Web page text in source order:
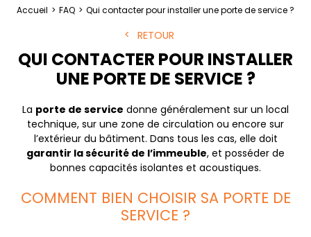
Accueil FAQ Qui contacter pour installer une porte de service ?
RETOUR
QUI CONTACTER POUR INSTALLER
UNE PORTE DE SERVICE ?
La porte de service donne généralement sur un local
technique, sur une zone de circulation ou encore sur
l’extérieur du bâtiment. Dans tous les cas, elle doit
garantir la sécurité de l’immeuble, et posséder de
bonnes capacités isolantes et acoustiques.
COMMENT BIEN CHOISIR SA PORTE DE
SERVICE ?